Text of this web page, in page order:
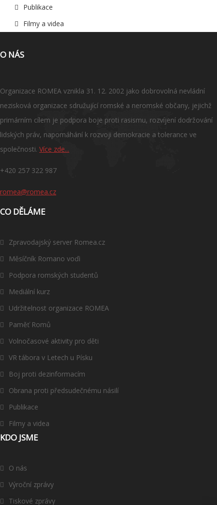
Publikace
Filmy a videa
O NÁS
Organizace ROMEA vznikla 31. 12. 2002 jako dobrovolná nevládní
nezisková organizace sdružující romské a neromské občany, jejichž
primárním cílem je podpora boje proti rasismu, rozvíjení dodržování
lidských práv, napomáhání k rozvoji demokracie a tolerance ve
společnosti. Více zde...
+420 257 322 987
romea@romea.cz
CO DĚLÁME
Zpravodajský server Romea.cz
Měsíčník Romano voďi
Podpora romských studentů
Mediální kurz
Udržitelnost organizace ROMEA
Paměť Romů
Volnočasové aktivity pro děti
VR tábora v Letech u Písku
Boj proti dezinformacím
Obrana proti předsudečnému násilí
Publikace
Filmy a videa
KDO JSME
O nás
Výroční zprávy
Tiskové zprávy